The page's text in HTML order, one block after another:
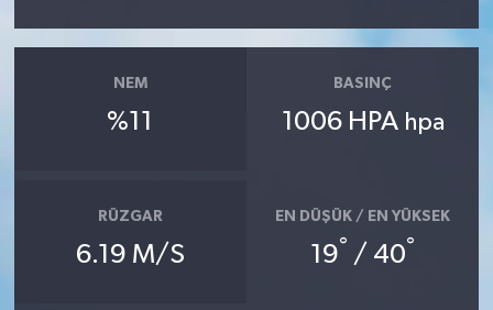
NEM
%11
BASINÇ
1006 HPA hpa
RÜZGAR
6.19 M/S
EN DÜŞÜK / EN YÜKSEK
19° / 40°